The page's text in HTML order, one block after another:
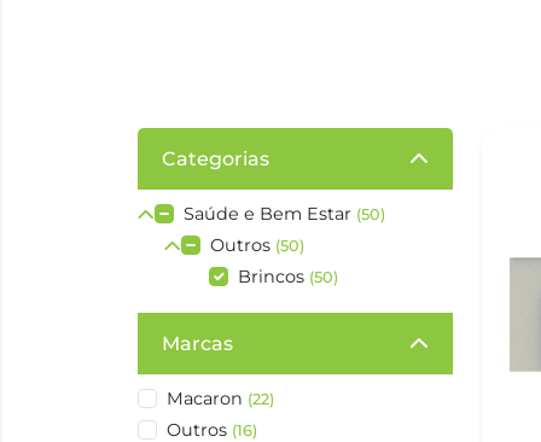
Categorias
Saúde e Bem Estar (50)
Outros (50)
Brincos (50)
Marcas
Macaron (22)
Outros (16)